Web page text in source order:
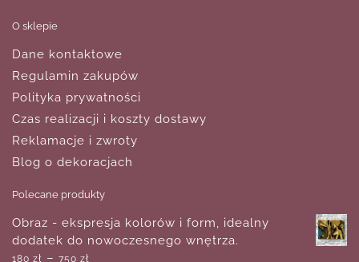
O sklepie
Dane kontaktowe
Regulamin zakupów
Polityka prywatności
Czas realizacji i koszty dostawy
Reklamacje i zwroty
Blog o dekoracjach
Polecane produkty
Obraz - ekspresja kolorów i form, idealny
dodatek do nowoczesnego wnętrza.
180 zł – 750 zł